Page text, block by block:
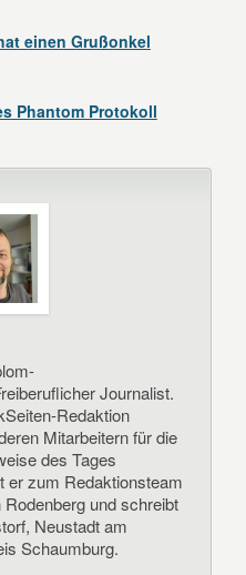
einen Grußonkel
Phantom Protokoll
Journalist.
Redaktion
Mitarbeitern für die
des Tages
er zum Redaktionsteam
und schreibt
Neustadt am
Schaumburg.